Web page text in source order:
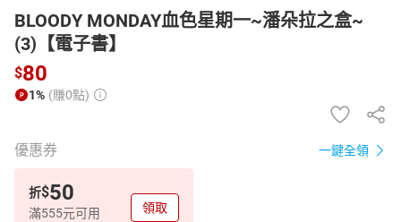
BLOODY MONDAY血色星期一~潘朵拉之盒~
(3)【電子書】
$80
1% (賺0點)
優惠券 一鍵全領
折$50
滿555元可用 領取